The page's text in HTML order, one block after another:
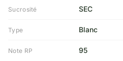
Sucrosité SEC
Type Blanc
Note RP 95